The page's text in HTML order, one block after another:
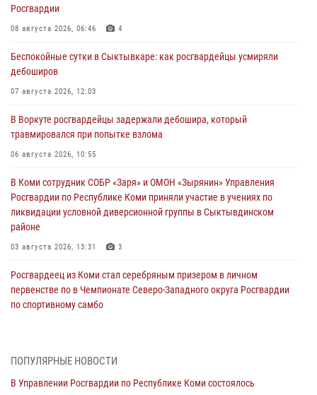
Росгвардии
08 августа 2026, 06:46 4
Беспокойные сутки в Сыктывкаре: как росгвардейцы усмиряли
дебоширов
07 августа 2026, 12:03
В Воркуте росгвардейцы задержали дебошира, который
травмировался при попытке взлома
06 августа 2026, 10:55
В Коми сотрудник СОБР «Заря» и ОМОН «Зырянин» Управления
Росгвардии по Республике Коми приняли участие в учениях по
ликвидации условной диверсионной группы в Сыктывдинском
районе
03 августа 2026, 13:31 3
Росгвардеец из Коми стал серебряным призером в личном
первенстве по в Чемпионате Северо-Западного округа Росгвардии
по спортивному самбо
законодательстве в сфере оборота оружия и продолжают изымать
оружие за нарушения
ПОПУЛЯРНЫЕ НОВОСТИ
В Управлении Росгвардии по Республике Коми состоялось